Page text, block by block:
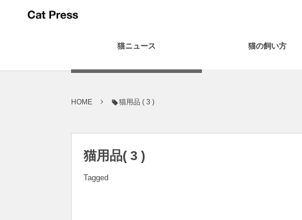
猫ニュース 猫の飼い方
HOME 猫用品 ( 3 )
猫用品( 3 )
Tagged